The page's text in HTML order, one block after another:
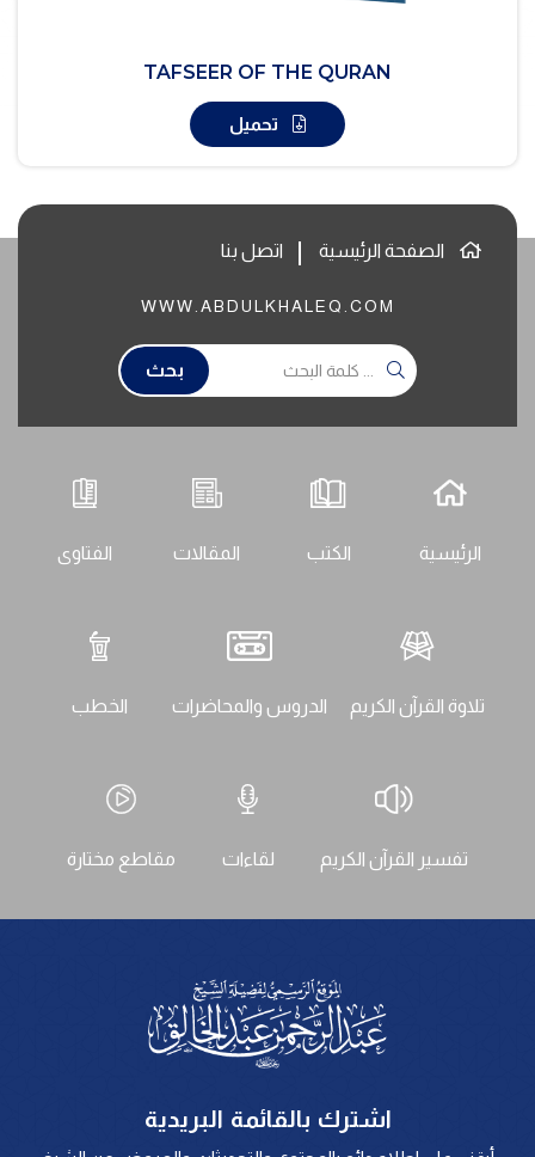
TAFSEER OF THE QURAN
تحميل
الصفحة الرئيسية اتصل بنا
WWW.ABDULKHALEQ.COM
بحث
الرئيسية الكتب المقالات الفتاوى
تلاوة القرآن الكريم الدروس والمحاضرات الخطب
تفسير القرآن الكريم لقاءات مقاطع مختارة
اشترك بالقائمة البريدية